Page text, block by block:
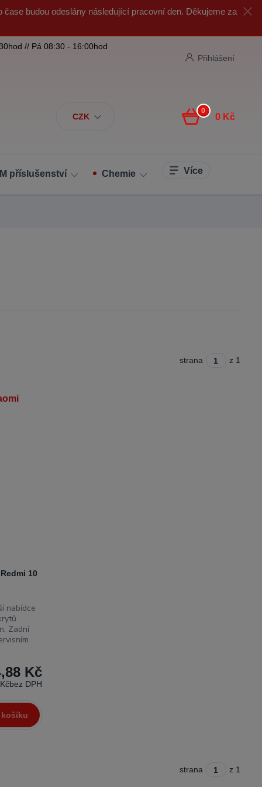
budou odeslány následující pracovní den. Děkujeme za
CZK
Přihlášení
// Pá 08:30 - 16:00hod
0
0 Kč
příslušenství Chemie Více
strana z 1
10
nabídce
Zadní
Kč
bez DPH
strana z 1